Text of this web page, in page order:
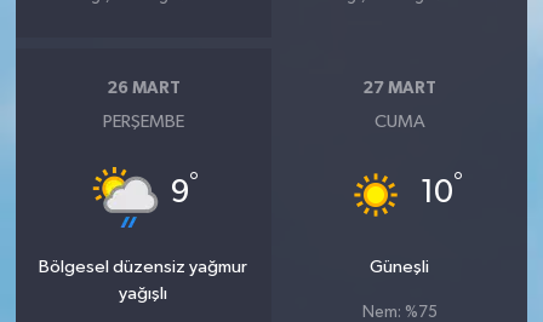
26 MART
PERŞEMBE
9°
Bölgesel düzensiz yağmur
yağışlı
27 MART
CUMA
10°
Güneşli
Nem: %75